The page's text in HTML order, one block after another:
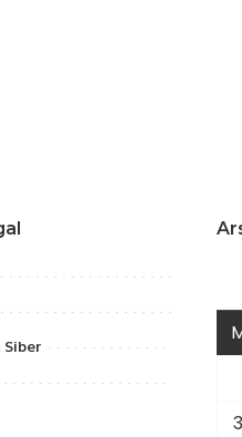
Siber
3